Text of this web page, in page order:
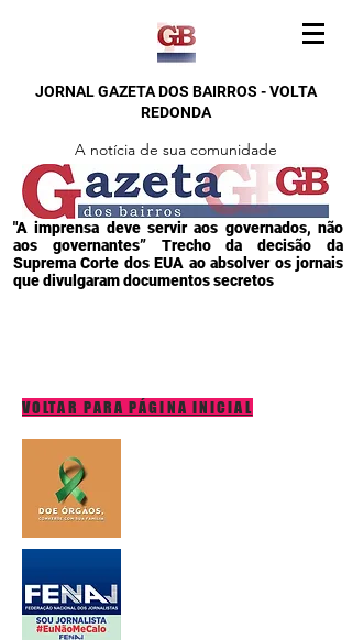
JORNAL GAZETA DOS BAIRROS - VOLTA
REDONDA
A notícia de sua comunidade
"A imprensa deve servir aos governados, não
aos governantes” Trecho da decisão da
Suprema Corte dos EUA ao absolver os jornais
que divulgaram documentos secretos
VOLTAR PARA PÁGINA INICIAL